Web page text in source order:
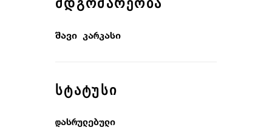
შავი კარკასი
ᲡᲢᲐᲢᲣᲡᲘ
დასრულებული